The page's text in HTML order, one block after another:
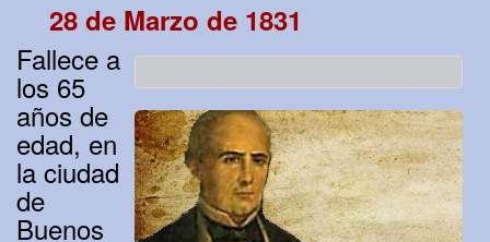
28 de Marzo de 1831
Fallece a
los 65
años de
edad, en
la ciudad
de
Buenos